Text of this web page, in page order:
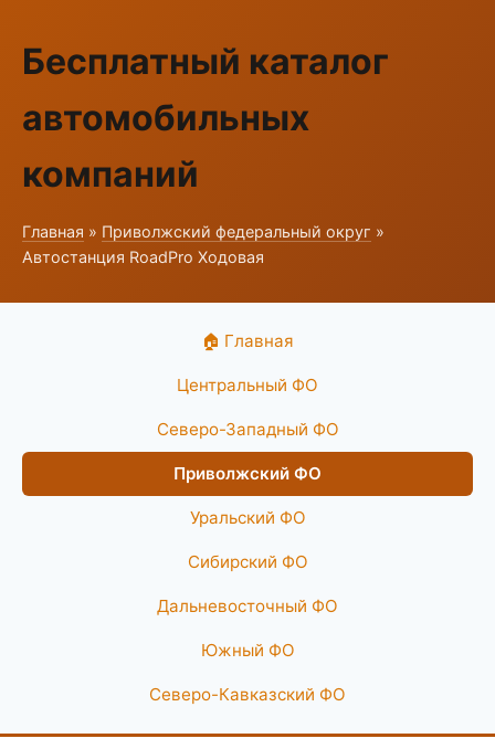
Бесплатный каталог
автомобильных
компаний
Главная » Приволжский федеральный округ »
Автостанция RoadPro Ходовая
🏠 Главная
Центральный ФО
Северо-Западный ФО
Приволжский ФО
Уральский ФО
Сибирский ФО
Дальневосточный ФО
Южный ФО
Северо-Кавказский ФО